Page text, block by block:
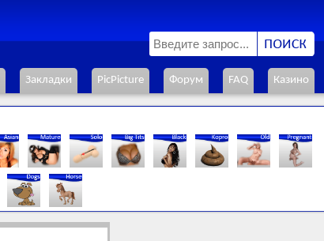
Закладки PicPicture Форум FAQ Казино